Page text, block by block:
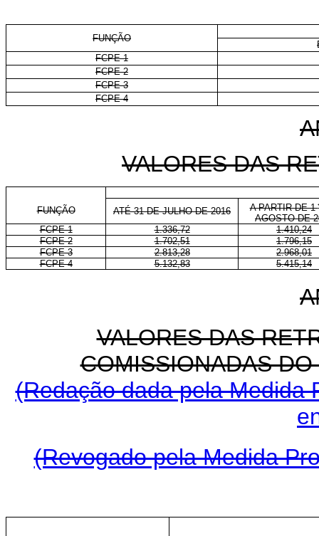
FUNÇÃO
FCPE-1
FCPE-2
FCPE-3
FCPE-4
VALORES DAS
FUNÇÃO ATÉ 31 DE JULHO DE 2016 A PARTIR DE 1
AGOSTO DE
FCPE-1
1.336,72
1.410,24
FCPE-2
1.702,51
1.796,15
FCPE-3
2.813,28
2.968,01
FCPE-4
5.132,83 5.415,14
VALORES DAS
COMISSIONADAS
(Redação dada pela Medida
(Revogado pela Medida